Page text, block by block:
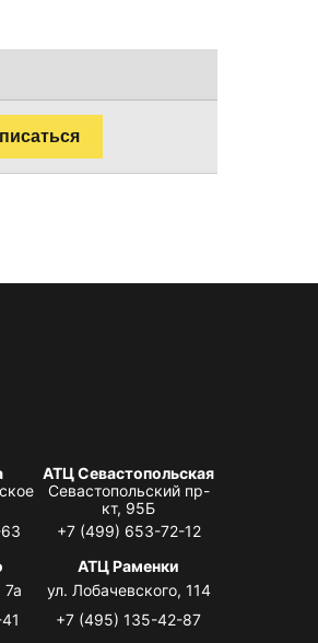
АТЦ Севастопольская
Севастопольский пр-
кт, 95Б
+7 (499) 653-72-12
7а
АТЦ Раменки
ул. Лобачевского, 114
+7 (495) 135-42-87